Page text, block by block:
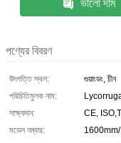
ভালো দাম
পণ্যের বিবরণ
উৎপত্তি স্থল:
গুয়াংডং, চীন
পরিচিতিমুলক নাম:
সাক্ষ্যদান:
CE,
মডেল নম্বার: